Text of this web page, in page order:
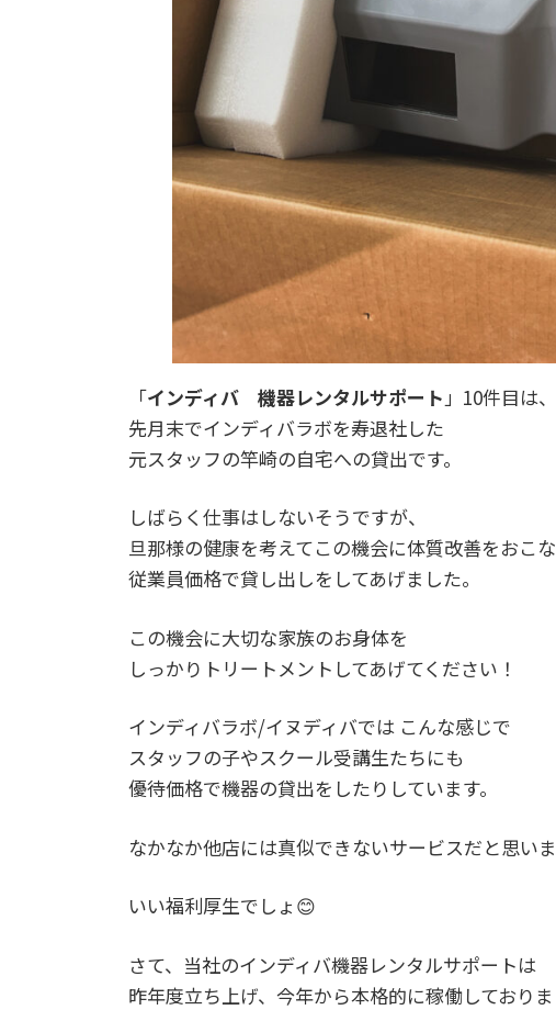
「インディバ 機器レンタルサポート 」10件目は、
先月末でインディバラボを寿退社した
元スタッフの竿崎の自宅への貸出です。
しばらく仕事はしないそうですが、
旦那様の健康を考えてこの機会に体質改善をおこ
従業員価格で貸し出しをしてあげました。
この機会に大切な家族のお身体を
しっかりトリートメントしてあげてください！
インディバラボ/イヌディバでは こんな感じで
スタッフの子やスクール受講生たちにも
優待価格で機器の貸出をしたりしています。
なかなか他店には真似できないサービスだと思い
いい福利厚生でしょ😊
さて、当社のインディバ機器レンタルサポートは
昨年度立ち上げ、今年から本格的に稼働しており